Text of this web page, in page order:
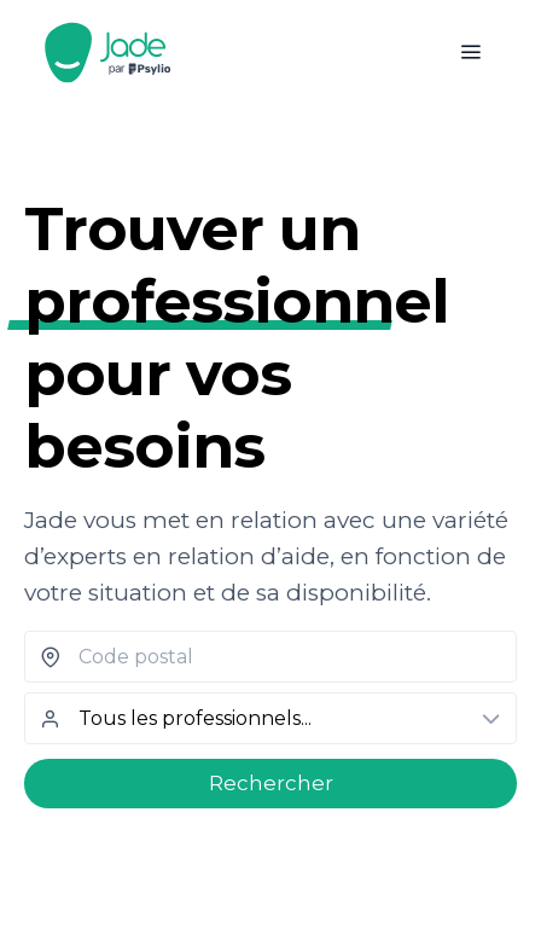
Trouver un
professionnel
pour vos
besoins
Jade vous met en relation avec une variété
d’experts en relation d’aide, en fonction de
votre situation et de sa disponibilité.
welcome.search.find.subtitle
Rechercher